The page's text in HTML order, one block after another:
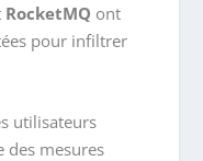
RocketMQ ont
pour infiltrer
utilisateurs
des mesures